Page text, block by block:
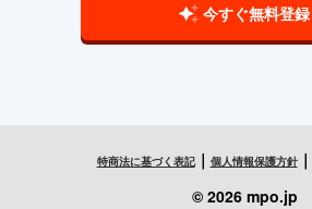
今すぐ無料登録
特商法に基づく表記｜ 個人情報保護方針｜
© 2026 mpo.jp